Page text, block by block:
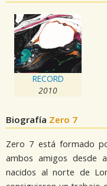
RECORD
2010
Biografía Zero 7
Zero 7 está formado
ambos amigos desde
nacidos al norte de